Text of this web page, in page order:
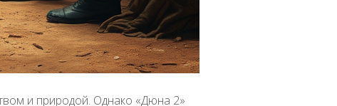
и природой. Однако «Дюна 2»